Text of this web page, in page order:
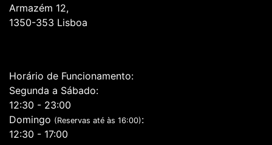
Armazém 12,
1350-353 Lisboa
Horário de Funcionamento:
Segunda a Sábado:
12:30 - 23:00
Domingo (Reservas até às 16:00):
12:30 - 17:00